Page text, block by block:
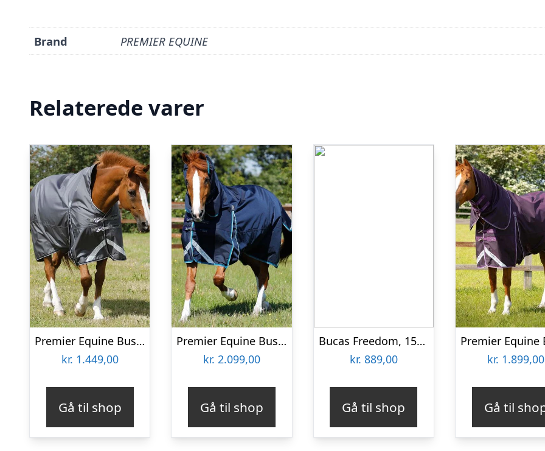
Brand PREMIER EQUINE
Relaterede varer
Premier Equine Buster Hardy Turnout dækken 0g – Wither Pressure Relief
kr. 1.449,00
Gå til shop
Premier Equine Buster Storm 100g dækken med hals
kr. 2.099,00
Gå til shop
Bucas Freedom, 150 gram – Smoke Grey – 125 CM
kr. 889,00
Gå til shop
kr. 1.899,00
Gå til